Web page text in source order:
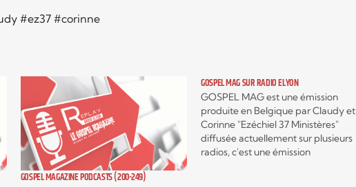
#ez37 #corinne
GOSPEL MAGAZINE PODCASTS (200-249)
GOSPEL MAG SUR RADIO ELYON
GOSPEL MAG est une émission
produite en Belgique par Claudy et
Corinne "Ezéchiel 37 Ministères"
diffusée actuellement sur plusieurs
radios, c'est une émission